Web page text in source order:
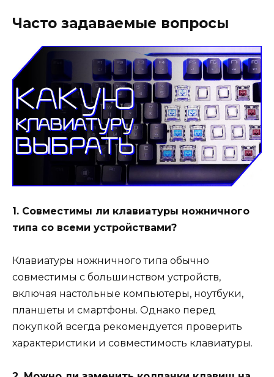
Часто задаваемые вопросы
1. Совместимы ли клавиатуры ножничного
типа со всеми устройствами?
Клавиатуры ножничного типа обычно
совместимы с большинством устройств,
включая настольные компьютеры, ноутбуки,
планшеты и смартфоны. Однако перед
покупкой всегда рекомендуется проверить
характеристики и совместимость клавиатуры.